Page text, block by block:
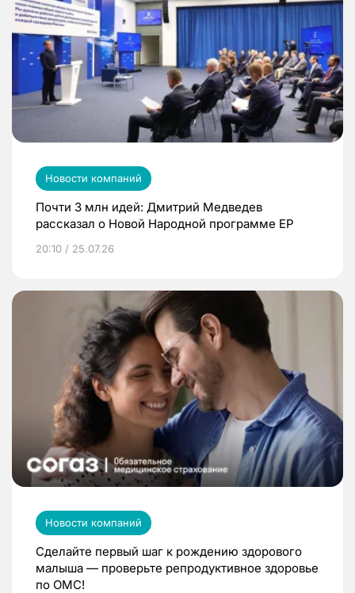
Новости компаний
Почти 3 млн идей: Дмитрий Медведев
рассказал о Новой Народной программе ЕР
20:10 / 25.07.26
Новости компаний
Сделайте первый шаг к рождению здорового
малыша — проверьте репродуктивное здоровье
по ОМС!